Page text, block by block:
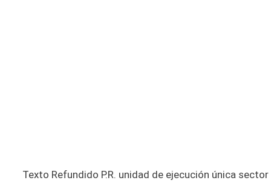
Texto Refundido P.R. unidad de ejecución única sector